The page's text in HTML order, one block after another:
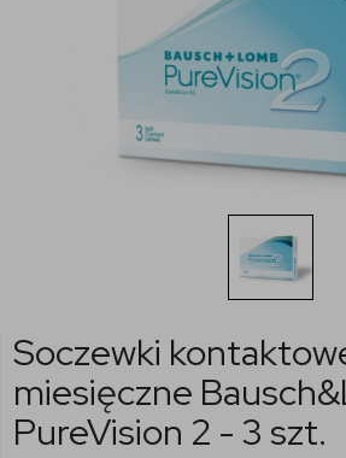
Soczewki
miesięczne
PureVision 2 - 3 szt.